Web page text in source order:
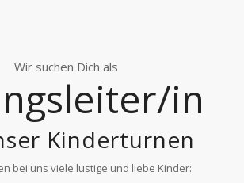
Wir suchen Dich als
in
Kinderturnen
bei uns viele lustige und liebe Kinder: